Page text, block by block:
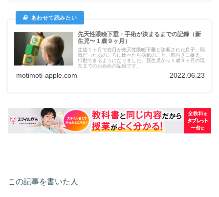
先天性眼瞼下垂・手術が決まるまでの記録（新
生児〜１歳９ヶ月）
生後１ヶ月で右目が先天性眼瞼下垂と診断された息子。弱
気だったあのころに比べたら病気のこと、前向きに捉え、
行動できるようになりました。新生児から１歳９ヶ月の現
在までのおめめの記録です。
motimoti-apple.com 2022.06.23
この記事を書いた人